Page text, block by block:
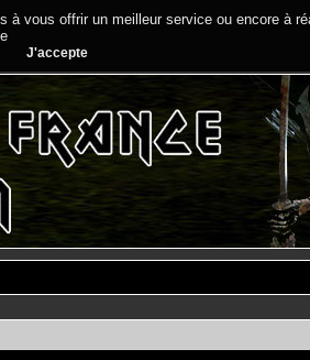
vous offrir un meilleur service ou encore à
J'accepte